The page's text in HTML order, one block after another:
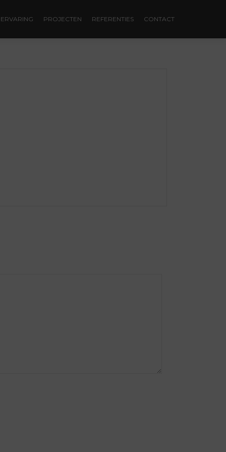
ERVARING PROJECTEN REFERENTIES CONTACT